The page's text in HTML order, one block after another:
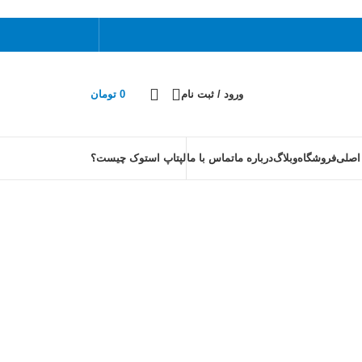
ورود / ثبت نام 0 تومان
فروشگاهوبلاگدرباره ماتماس با مالپتاپ استوک چیست؟